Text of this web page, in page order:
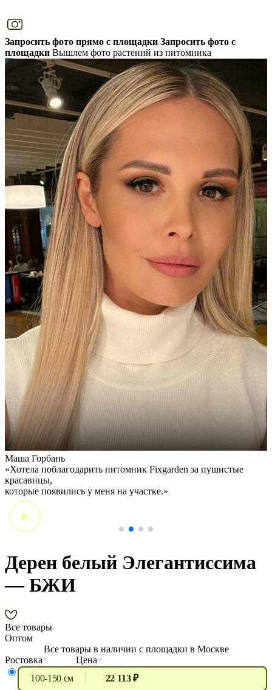
Запросить фото прямо с площадки Запросить фото с
площадки Вышлем фото растений из питомника
Маша Горбань
«Хотела поблагодарить питомник Fixgarden за пушистые
красавицы,
которые появились у меня на участке.»
Дерен белый Элегантиссима
— БЖИ
Все товары
Оптом
Все товары в наличии с площадки в Москве
Ростовка
Цена
100-150 см
22 113 ₽